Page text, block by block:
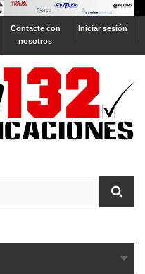
Iniciar sesión
Contacte con
nosotros